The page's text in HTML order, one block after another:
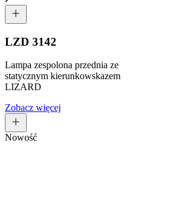
LZD 3142
Lampa zespolona przednia ze
statycznym kierunkowskazem
LIZARD
Zobacz więcej
Nowość